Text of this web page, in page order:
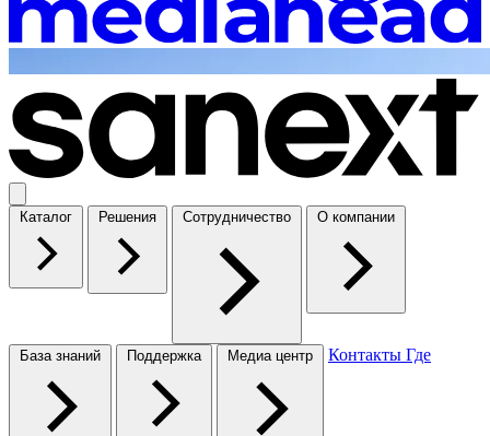
Каталог Решения Сотрудничество О компании
База знаний Поддержка Медиа центр Контакты Где